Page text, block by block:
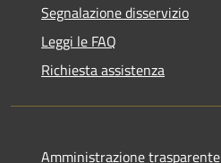
Segnalazione disservizio
Leggi le FAQ
Richiesta assistenza
Amministrazione trasparente